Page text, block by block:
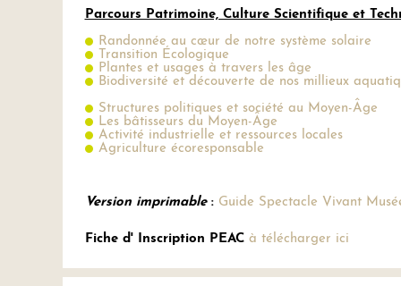
Parcours Patrimoine, Culture Scientifique et
Randonnée au cœur de notre système solaire
Transition Écologique
Plantes et usages à travers les âge
Biodiversité et découverte de nos millieux
Structures politiques et société au Moyen-Âge
Les bâtisseurs du Moyen-Âge
Activité industrielle et ressources locales
Agriculture écoresponsable
Version imprimable: Guide Spectacle Vivant
Fiche d' Inscription PEAC à télécharger ici